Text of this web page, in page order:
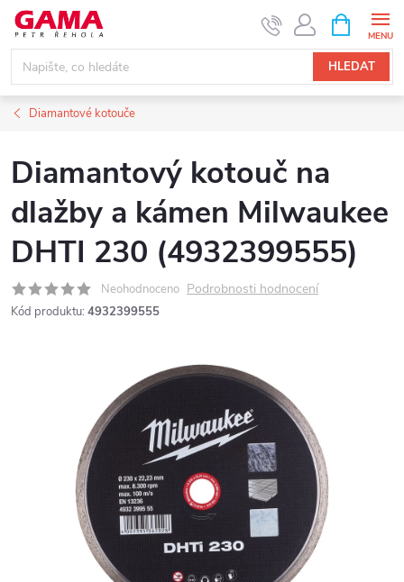
Přejít
obsah
HLEDAT
NÁKUPNÍ
KOŠÍK
Diamantové kotouče
Diamantový kotouč na
dlažby a kámen Milwaukee
DHTI 230 (4932399555)
Neohodnoceno Podrobnosti hodnocení
Kód produktu: 4932399555